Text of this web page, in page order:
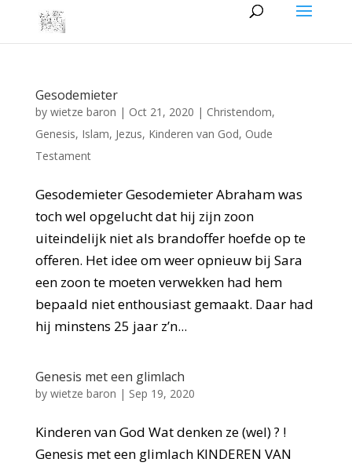
Gesodemieter
by wietze baron | Oct 21, 2020 | Christendom,
Genesis, Islam, Jezus, Kinderen van God, Oude
Testament
Gesodemieter Gesodemieter Abraham was
toch wel opgelucht dat hij zijn zoon
uiteindelijk niet als brandoffer hoefde op te
offeren. Het idee om weer opnieuw bij Sara
een zoon te moeten verwekken had hem
bepaald niet enthousiast gemaakt. Daar had
hij minstens 25 jaar z’n...
Genesis met een glimlach
by wietze baron | Sep 19, 2020
Kinderen van God Wat denken ze (wel) ? !
Genesis met een glimlach KINDEREN VAN